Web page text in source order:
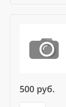
500 руб.